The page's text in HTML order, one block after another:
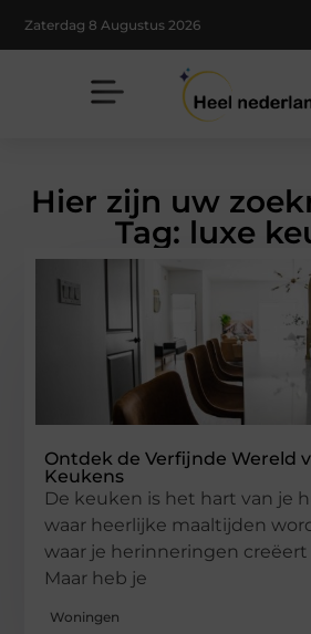
Zaterdag 8 Augustus 2026
Hier zijn uw
Tag: luxe
Ontdek de Verfijnde Wereld
Keukens
De keuken is het hart van je
waar heerlijke maaltijden
waar je herinneringen
Maar heb je
Woningen